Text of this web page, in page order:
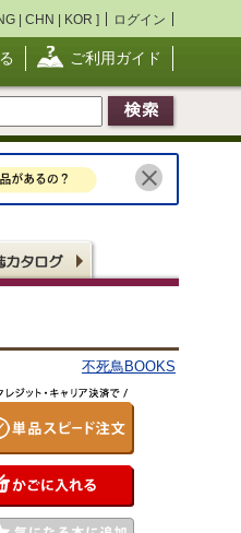
| CHN | KOR ] ログイン
ご利用ガイド
不死鳥BOOKS